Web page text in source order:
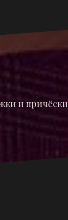
и причёски